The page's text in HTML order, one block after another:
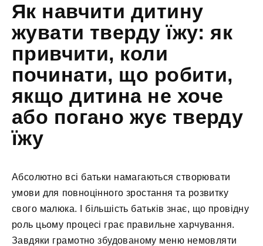
Як навчити дитину
жувати тверду їжу: як
привчити, коли
починати, що робити,
якщо дитина не хоче
або погано жує тверду
їжу
Абсолютно всі батьки намагаються створювати
умови для повноцінного зростання та розвитку
свого малюка. І більшість батьків знає, що провідну
роль цьому процесі грає правильне харчування.
Завдяки грамотно збудованому меню немовляти